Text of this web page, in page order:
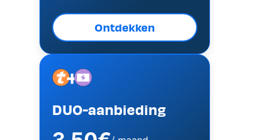
Ontdekken
Image
+Image
DUO-aanbieding